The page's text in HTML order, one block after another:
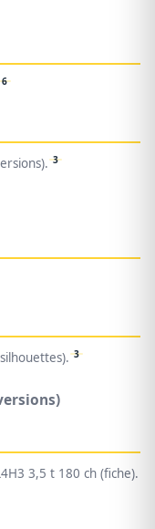
6
3
3
3,5 t 180 ch (fiche).